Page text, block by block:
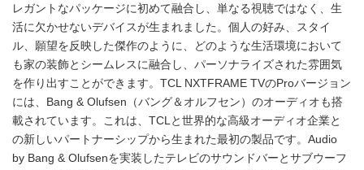
レガントなパッケージに初めて融合し、単なる視聴ではなく、生
活に欠かせないデバイスが生まれました。個人の好み、スタイ
ル、願望を反映した傑作のように、どのような生活環境において
も家の装飾とシームレスに融合し、パーソナライズされた雰囲気
を作り出すことができます。TCL NXTFRAME TVのProバージョン
には、Bang & Olufsen（バング＆オルフセン）のオーディオも搭
載されています。これは、TCLと世界的な高級オーディオ企業と
の新しいパートナーシップから生まれた最初の製品です。Audio
by Bang & Olufsenを実装したテレビのサウンドバーとサブウーフ